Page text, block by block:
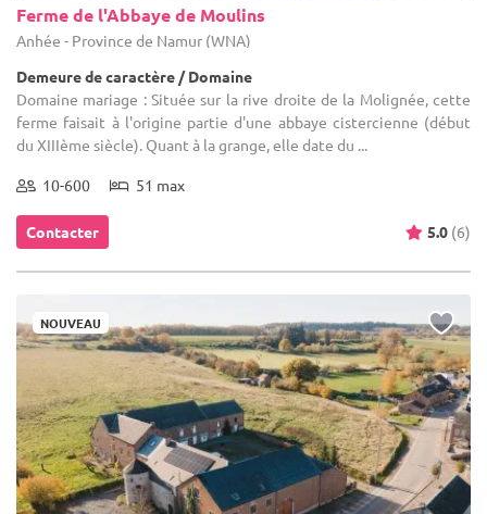
Ferme de l'Abbaye de Moulins
Anhée - Province de Namur (WNA)
Demeure de caractère / Domaine
Domaine mariage : Située sur la rive droite de la Molignée, cette
ferme faisait à l'origine partie d'une abbaye cistercienne (début
du XIIIème siècle). Quant à la grange, elle date du ...
10-600 51 max
Contacter 5.0 (6)
NOUVEAU